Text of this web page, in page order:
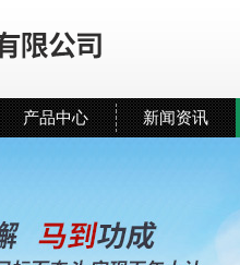
产品中心 新闻资讯